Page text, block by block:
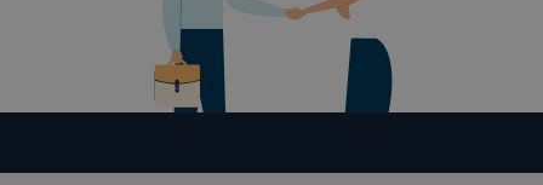
a cookie-
származó